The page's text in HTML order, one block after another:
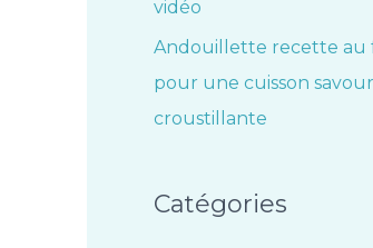
vidéo
Andouillette recette au
pour une cuisson
croustillante
Catégories